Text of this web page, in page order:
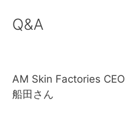
Q&A
AM Skin Factories CEO
船田さん